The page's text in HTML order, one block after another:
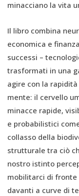
minacciano la vita
Il libro combina
economica e
successi –
trasformati in una
agire con la
mente: il cervello
minacce rapide,
e probabilistici
collasso della
strutturale tra ciò
nostro istinto
mobilitarci di fronte
davanti a curve di